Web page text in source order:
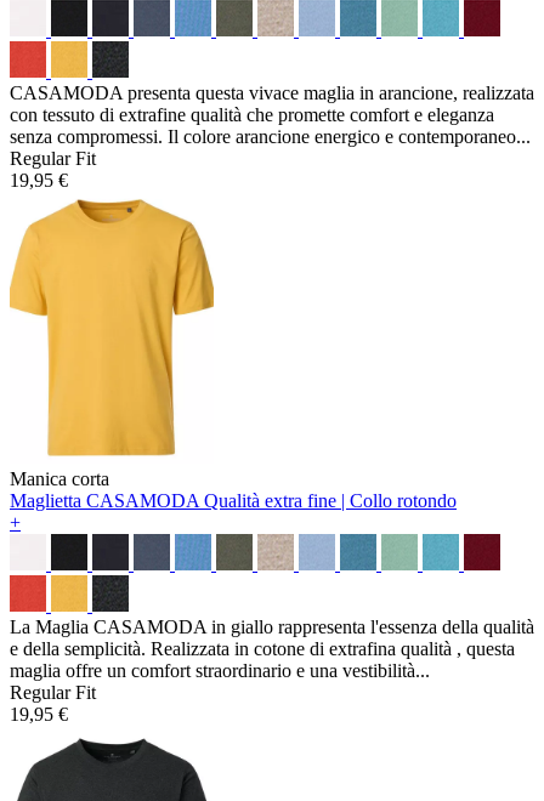
CASAMODA presenta questa vivace maglia in arancione, realizzata
con tessuto di extrafine qualità che promette comfort e eleganza
senza compromessi. Il colore arancione energico e contemporaneo...
Regular Fit
19,95 €
Manica corta
Maglietta CASAMODA Qualità extra fine | Collo rotondo
+
La Maglia CASAMODA in giallo rappresenta l'essenza della qualità
e della semplicità. Realizzata in cotone di extrafina qualità , questa
maglia offre un comfort straordinario e una vestibilità...
Regular Fit
19,95 €